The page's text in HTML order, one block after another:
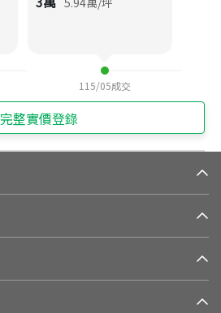
115/05成交
完整實價登錄